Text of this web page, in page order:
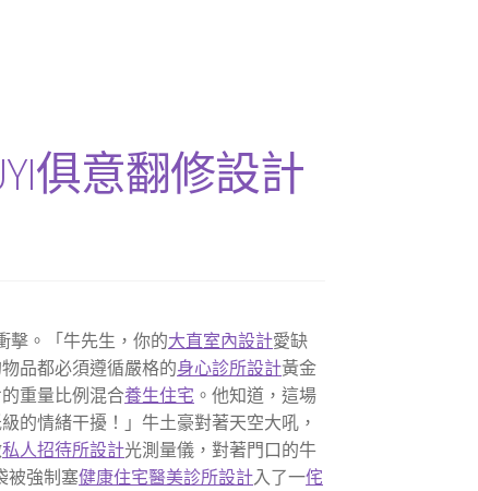
俱意翻修設計
擊。「牛先生，你的大直室內設計愛缺
品都必須遵循嚴格的身心診所設計黃金
重量比例混合養生住宅 。他知道，這場
的情緒干擾！」牛土豪對著天空大吼，
私人招待所設計光測量儀，對著門口的牛
被強制塞健康住宅醫美診所設計入了一侘